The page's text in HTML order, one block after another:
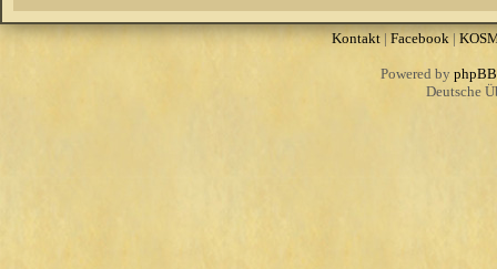
Kontakt| Facebook|
Powered by phpBB
Deutsche